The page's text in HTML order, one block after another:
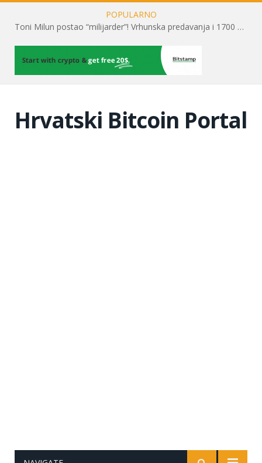
POPULARNO
Toni Milun postao “milijarder”! Vrhunska predavanja i 1700 posjetitelja obilježili su mjesec financijske pismenosti
Hrvatski Bitcoin Portal